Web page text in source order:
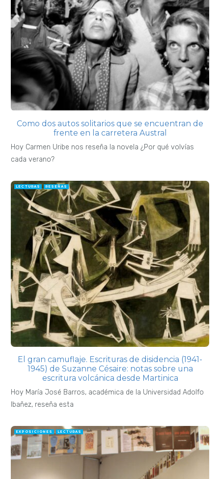
Como dos autos solitarios que se encuentran de
frente en la carretera Austral
Hoy Carmen Uribe nos reseña la novela ¿Por qué volvías
cada verano?
LECTURAS RESEÑAS
El gran camuflaje. Escrituras de disidencia (1941-
1945) de Suzanne Césaire: notas sobre una
escritura volcánica desde Martinica
Hoy María José Barros, académica de la Universidad Adolfo
Ibañez, reseña esta
EXPOSICIONES LECTURAS